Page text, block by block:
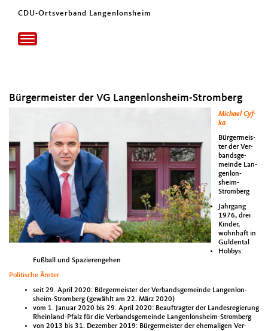
CDU-Ortsverband Langenlonsheim
Toggle
navigation
Bürgermeister der VG Langenlonsheim-Stromberg
Michael Cyf­
ka
Bürg­er­meis­
ter der Ver­
bands­ge­
meinde Lan­
gen­lon­
sheim-
Stromberg
Jahrgang
1976, drei
Kinder,
wohn­haft in
Gulden­tal
Hob­bys:
Fußball und Spazierenge­hen
Poli­tis­che Ämter
seit 29. April 2020: Bürg­er­meis­ter der Ver­bands­ge­meinde Lan­gen­lon­
sheim-Stromberg (gewählt am 22. März 2020)
vom 1. Jan­u­ar 2020 bis 29. April 2020: Beauf­tragter der Lan­desregierung
Rhein­land-Pfalz für die Ver­bands­ge­meinde Lan­gen­lon­sheim-Stromberg
von 2013 bis 31. Dezem­ber 2019: Bürg­er­meis­ter der ehe­ma­li­gen Ver­